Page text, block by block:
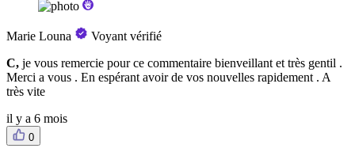
Marie Louna
Voyant vérifié
C, je vous remercie pour ce commentaire bienveillant et très gentil .
Merci a vous . En espérant avoir de vos nouvelles rapidement . A
très vite
il y a 6 mois
0